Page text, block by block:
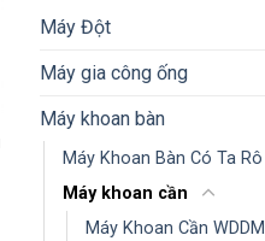
Máy Đột
Máy gia công ống
Máy khoan bàn
Máy Khoan Bàn Có Ta Rô
Máy khoan cần
Máy Khoan Cần WDDM